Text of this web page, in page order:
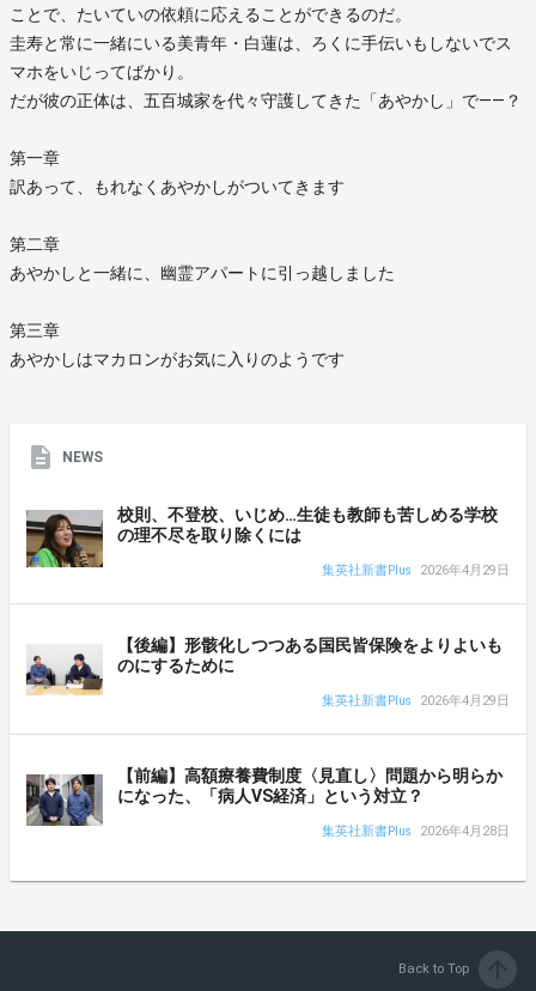
ことで、たいていの依頼に応えることができるのだ。
圭寿と常に一緒にいる美青年・白蓮は、ろくに手伝いもしないでス
マホをいじってばかり。
だが彼の正体は、五百城家を代々守護してきた「あやかし」で――？
第一章
訳あって、もれなくあやかしがついてきます
第二章
あやかしと一緒に、幽霊アパートに引っ越しました
第三章
あやかしはマカロンがお気に入りのようです
NEWS
校則、不登校、いじめ…生徒も教師も苦しめる学校
の理不尽を取り除くには
集英社新書Plus 2026年4月29日
【後編】形骸化しつつある国民皆保険をよりよいも
のにするために
集英社新書Plus 2026年4月29日
【前編】高額療養費制度〈見直し〉問題から明らか
になった、「病人VS経済」という対立？
集英社新書Plus 2026年4月28日
Back to Top